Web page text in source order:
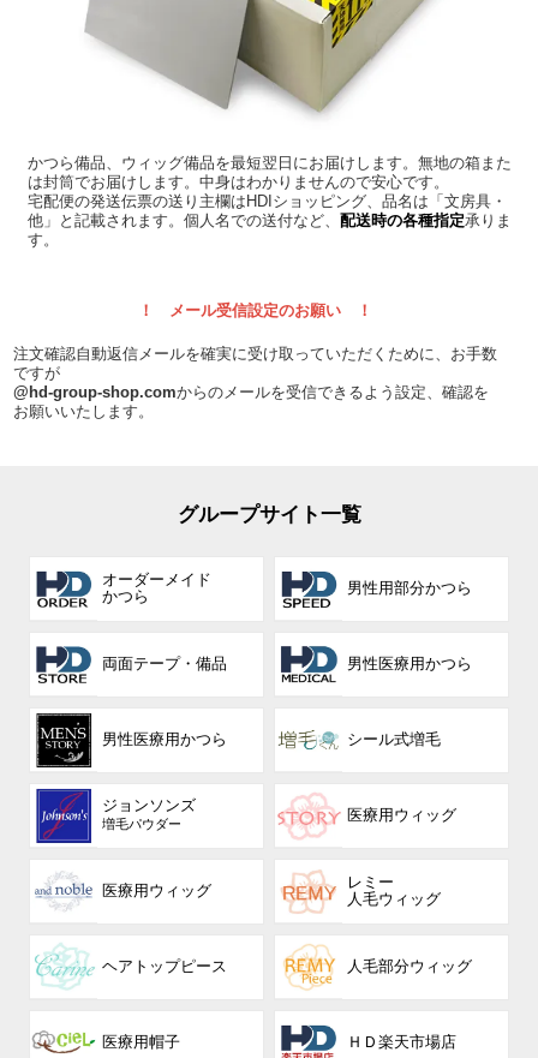
かつら備品、ウィッグ備品を最短翌日にお届けします。無地の箱また
は封筒でお届けします。中身はわかりませんので安心です。
宅配便の発送伝票の送り主欄はHDIショッピング、品名は「文房具・
他」と記載されます。個人名での送付など、 配送時の各種指定承りま
す。
！ メール受信設定のお願い ！
注文確認自動返信メールを確実に受け取っていただくために、お手数
ですが
@hd-group-shop.comからのメールを受信できるよう設定、確認を
お願いいたします。
グループサイト一覧
オーダーメイド
かつら
男性用部分かつら
両面テープ・備品 男性医療用かつら
男性医療用かつら シール式増毛
ジョンソンズ
増毛パウダー 医療用ウィッグ
医療用ウィッグ
レミー
人毛ウィッグ
ヘアトップピース 人毛部分ウィッグ
医療用帽子 ＨＤ楽天市場店